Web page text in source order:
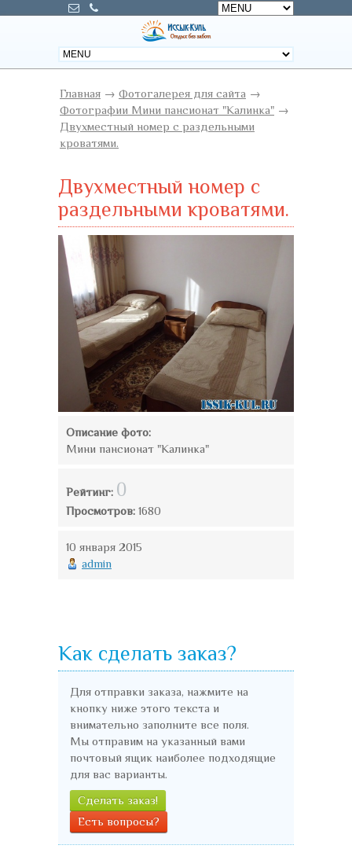
Главная → Фотогалерея для сайта →
Фотографии Мини пансионат "Калинка" →
Двухместный номер с раздельными
кроватями.
Двухместный номер с
раздельными кроватями.
Описание фото:
Мини пансионат "Калинка"
Рейтинг: 0
Просмотров: 1680
10 января 2015
admin
Как сделать заказ?
Для отправки заказа, нажмите на
кнопку ниже этого текста и
внимательно заполните все поля.
Мы отправим на указанный вами
почтовый ящик наиболее подходящие
для вас варианты.
Сделать заказ!
Есть вопросы?